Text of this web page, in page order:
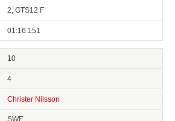
2, GTS12 F
01:16.151
10
4
Christer Nilsson
SWE